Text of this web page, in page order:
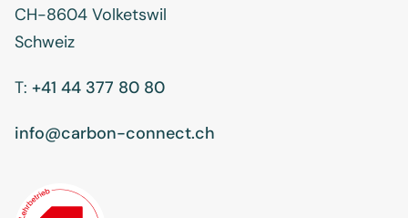
CH-8604 Volketswil
Schweiz
T: +41 44 377 80 80
info@carbon-connect.ch